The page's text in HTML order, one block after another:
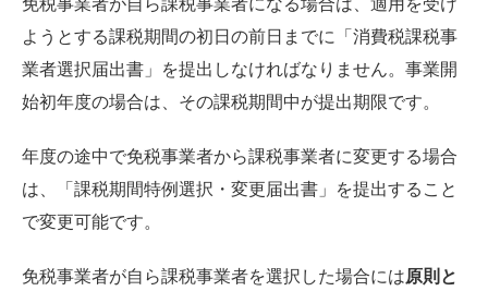
ようとする課税期間の初日の前日までに「消費税課税事
業者選択届出書」を提出しなければなりません。事業開
始初年度の場合は、その課税期間中が提出期限です。
年度の途中で免税事業者から課税事業者に変更する場合
は、「課税期間特例選択・変更届出書」を提出すること
で変更可能です。
免税事業者が自ら課税事業者を選択した場合には原則と